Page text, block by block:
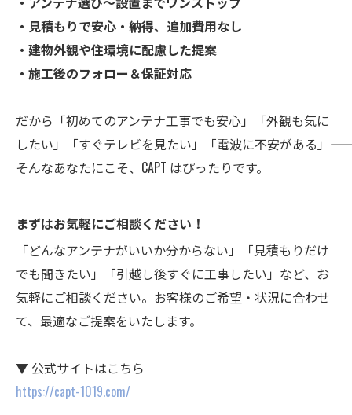
・見積もりで安心・納得、追加費用なし
・建物外観や住環境に配慮した提案
・施工後のフォロー＆保証対応
だから「初めてのアンテナ工事でも安心」「外観も気に
したい」「すぐテレビを見たい」「電波に不安がある」――
そんなあなたにこそ、CAPT はぴったりです。
まずはお気軽にご相談ください！
「どんなアンテナがいいか分からない」「見積もりだけ
でも聞きたい」「引越し後すぐに工事したい」など、お
気軽にご相談ください。お客様のご希望・状況に合わせ
て、最適なご提案をいたします。
▼ 公式サイトはこちら
https://capt-1019.com/